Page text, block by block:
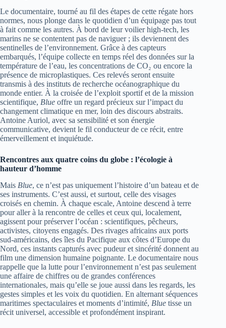
Le documentaire, tourné au fil des étapes de cette régate hors
normes, nous plonge dans le quotidien d’un équipage pas tout
à fait comme les autres. À bord de leur voilier high-tech, les
marins ne se contentent pas de naviguer ; ils deviennent des
sentinelles de l’environnement. Grâce à des capteurs
embarqués, l’équipe collecte en temps réel des données sur la
température de l’eau, les concentrations de CO₂ ou encore la
présence de microplastiques. Ces relevés seront ensuite
transmis à des instituts de recherche océanographique du
monde entier. À la croisée de l’exploit sportif et de la mission
scientifique, Blue offre un regard précieux sur l’impact du
changement climatique en mer, loin des discours abstraits.
Antoine Auriol, avec sa sensibilité et son énergie
communicative, devient le fil conducteur de ce récit, entre
émerveillement et inquiétude.
Rencontres aux quatre coins du globe : l’écologie à
hauteur d’homme
Mais Blue, ce n’est pas uniquement l’histoire d’un bateau et de
ses instruments. C’est aussi, et surtout, celle des visages
croisés en chemin. À chaque escale, Antoine descend à terre
pour aller à la rencontre de celles et ceux qui, localement,
agissent pour préserver l’océan : scientifiques, pêcheurs,
activistes, citoyens engagés. Des rivages africains aux ports
sud-américains, des îles du Pacifique aux côtes d’Europe du
Nord, ces instants capturés avec pudeur et sincérité donnent au
film une dimension humaine poignante. Le documentaire nous
rappelle que la lutte pour l’environnement n’est pas seulement
une affaire de chiffres ou de grandes conférences
internationales, mais qu’elle se joue aussi dans les regards, les
gestes simples et les voix du quotidien. En alternant séquences
maritimes spectaculaires et moments d’intimité, Blue tisse un
récit universel, accessible et profondément inspirant.